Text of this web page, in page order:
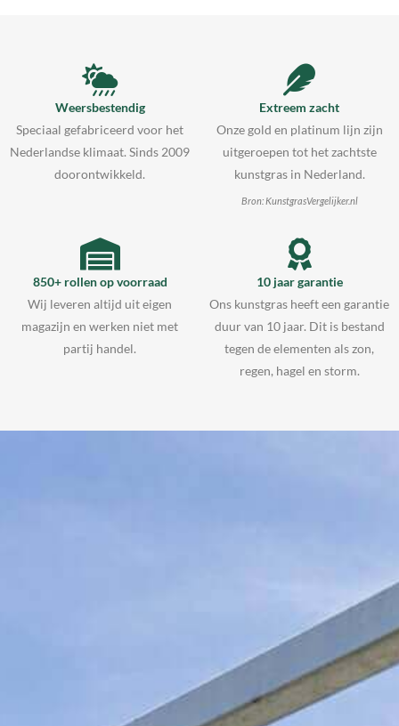
Weersbestendig
Speciaal gefabriceerd voor het
Nederlandse klimaat. Sinds 2009
doorontwikkeld.
Extreem zacht
Onze gold en platinum lijn zijn
uitgeroepen tot het zachtste
kunstgras in Nederland.
Bron: KunstgrasVergelijker.nl
850+ rollen op voorraad
Wij leveren altijd uit eigen
magazijn en werken niet met
partij handel.
10 jaar garantie
Ons kunstgras heeft een garantie
duur van 10 jaar. Dit is bestand
tegen de elementen als zon,
regen, hagel en storm.